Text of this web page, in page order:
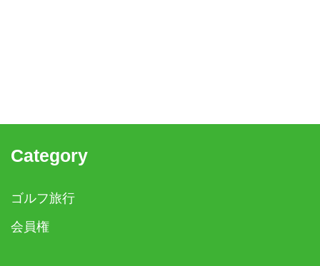
Category
ゴルフ旅行
会員権